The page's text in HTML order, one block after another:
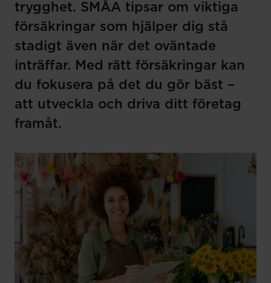
trygghet. SMÅA tipsar om viktiga
försäkringar som hjälper dig stå
stadigt även när det oväntade
inträffar. Med rätt försäkringar kan
du fokusera på det du gör bäst –
att utveckla och driva ditt företag
framåt.